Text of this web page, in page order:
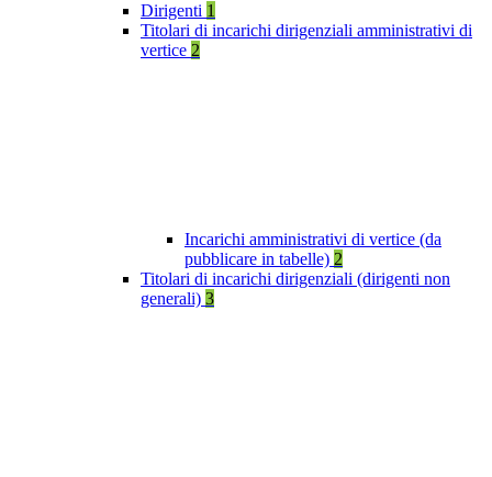
Dirigenti 1
Titolari di incarichi dirigenziali amministrativi di
vertice 2
Incarichi amministrativi di vertice (da
pubblicare in tabelle) 2
Titolari di incarichi dirigenziali (dirigenti non
generali) 3